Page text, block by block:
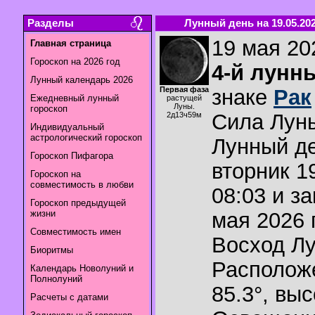
Разделы
Главная страница
Гороскоп на 2026 год
Лунный календарь 2026
Ежедневный лунный
гороскоп
Индивидуальный
астрологический гороскоп
Гороскоп Пифагора
Гороскоп на
совместимость в любви
Гороскоп предыдущей
жизни
Совместимость имен
Биоритмы
Календарь Новолуний и
Полнолуний
Расчеты с датами
Лунный день на
Первая фаза
растущей
Луны.
2д13ч59м
19 мая
4-й
знаке Рак
Сила
Лунный
вторник
08:03 и
мая 2026
Восход
85.3°,